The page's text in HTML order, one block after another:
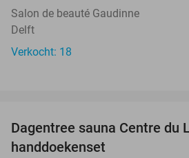
Salon de beauté Gaudinne
Delft
Verkocht: 18
Dagentree sauna Centre du
handdoekenset